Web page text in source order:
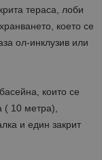
тераса, лоби
което се
ол-инклузив или
които се
( 10 метра),
и един закрит